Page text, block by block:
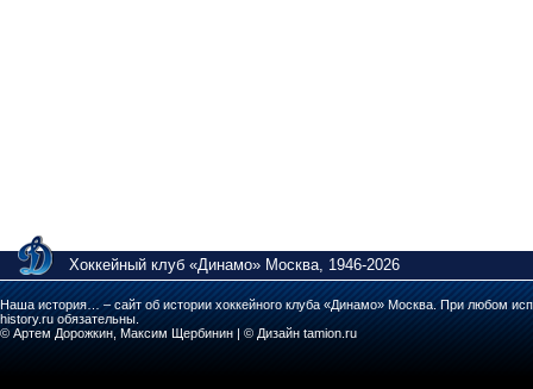
Хоккейный клуб «Динамо» Москва, 1946-2026
Наша история… – сайт об истории хоккейного клуба «Динамо» Москва. При любом
history.ru обязательны.
© Артем Дорожкин, Максим Щербинин | © Дизайн tamion.ru